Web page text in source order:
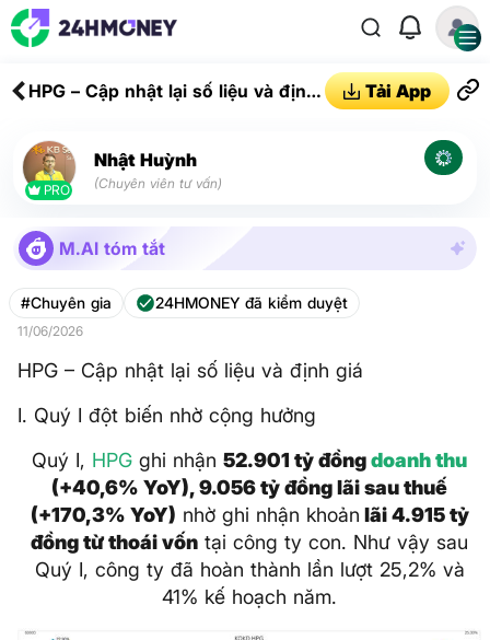
HPG – Cập nhật lại số liệu và định
Tải App
PRO
Nhật Huỳnh
(Chuyên viên tư vấn)
M.AI tóm tắt
#Chuyên gia 24HMONEY đã kiểm duyệt
11/06/2026
HPG – Cập nhật lại số liệu và định giá
I. Quý I đột biến nhờ cộng hưởng
Quý I, HPG ghi nhận 52.901 tỷ đồngdoanh thu
(+40,6% YoY), 9.056 tỷ đồng lãi sau thuế
(+170,3% YoY) nhờ ghi nhận khoản lãi 4.915 tỷ
đồng từ thoái vốn tại công ty con. Như vậy sau
Quý I, công ty đã hoàn thành lần lượt 25,2% và
41% kế hoạch năm.